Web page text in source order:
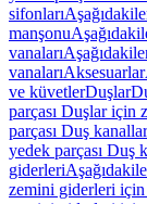
sifonları
manşonu
vanaları
vanalarıAksesuarlar
ve küvetlerDuşlar
parçası Duşlar için
parçası Duş
yedek parçası Duş
giderleri
zemini giderleri için